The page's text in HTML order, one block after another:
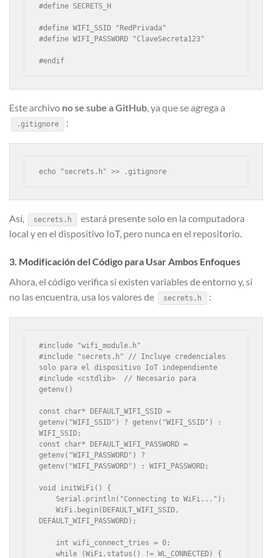
#define SECRETS_H
#define WIFI_SSID "RedPrivada"
#define WIFI_PASSWORD "ClaveSecreta123"
#endif
Este archivo no se sube a GitHub, ya que se agrega a
.gitignore :
echo "secrets.h" >> .gitignore
Así, secrets.h
estará presente solo en la computadora
local y en el dispositivo IoT, pero nunca en el repositorio.
3. Modificación del Código para Usar Ambos Enfoques
Ahora, el código verifica si existen variables de entorno y, si
no las encuentra, usa los valores de
secrets.h :
#include "wifi_module.h"
#include "secrets.h" // Incluye credenciales
solo para el dispositivo IoT independiente
#include <cstdlib>  // Necesario para
getenv()
const char* DEFAULT_WIFI_SSID =
getenv("WIFI_SSID") ? getenv("WIFI_SSID") :
WIFI_SSID;
const char* DEFAULT_WIFI_PASSWORD =
getenv("WIFI_PASSWORD") ?
getenv("WIFI_PASSWORD") : WIFI_PASSWORD;
void initWiFi() {
    WiFi.begin(DEFAULT_WIFI_SSID,
DEFAULT_WIFI_PASSWORD);
    while (WiFi.status() != WL_CONNECTED) {